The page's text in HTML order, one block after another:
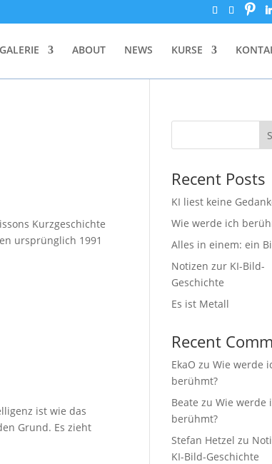
GALERIE ABOUT NEWS KURSE
Kurzgeschichte
ursprünglich 1991
ist wie das
Grund. Es zieht
Recent Posts
KI liest keine
Wie werde ich
Alles in einem: ein
Notizen zur KI-Bild-
Geschichte
Es ist Metall
Recent
EkaO zuWie werde
berühmt?
Beate zuWie werde
berühmt?
Stefan Hetzel zu
KI-Bild-Geschichte